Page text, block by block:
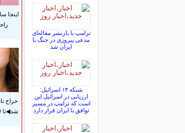
اینجا
حراج
ترامپ با بازنشر مقاله‌ای
مدعی پیروزی در جنگ با
ایران شد
شبکه ۱۴ اسرائیل:
ارزیابی در اسرائیل این
است که ترامپ در مسیر
توافق با ایران قرار دارد